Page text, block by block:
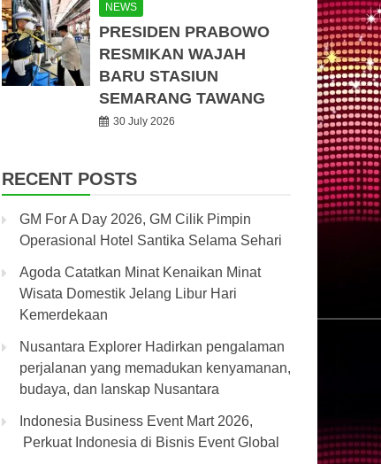
NEWS
PRESIDEN PRABOWO
RESMIKAN WAJAH
BARU STASIUN
SEMARANG TAWANG
30 July 2026
RECENT POSTS
GM For A Day 2026, GM Cilik Pimpin
Operasional Hotel Santika Selama Sehari
Agoda Catatkan Minat Kenaikan Minat
Wisata Domestik Jelang Libur Hari
Kemerdekaan
Nusantara Explorer Hadirkan pengalaman
perjalanan yang memadukan kenyamanan,
budaya, dan lanskap Nusantara
Indonesia Business Event Mart 2026,
Perkuat Indonesia di Bisnis Event Global